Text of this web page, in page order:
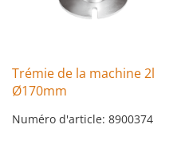
Trémie de la machine 2l
Ø170mm
Numéro d'article: 8900374